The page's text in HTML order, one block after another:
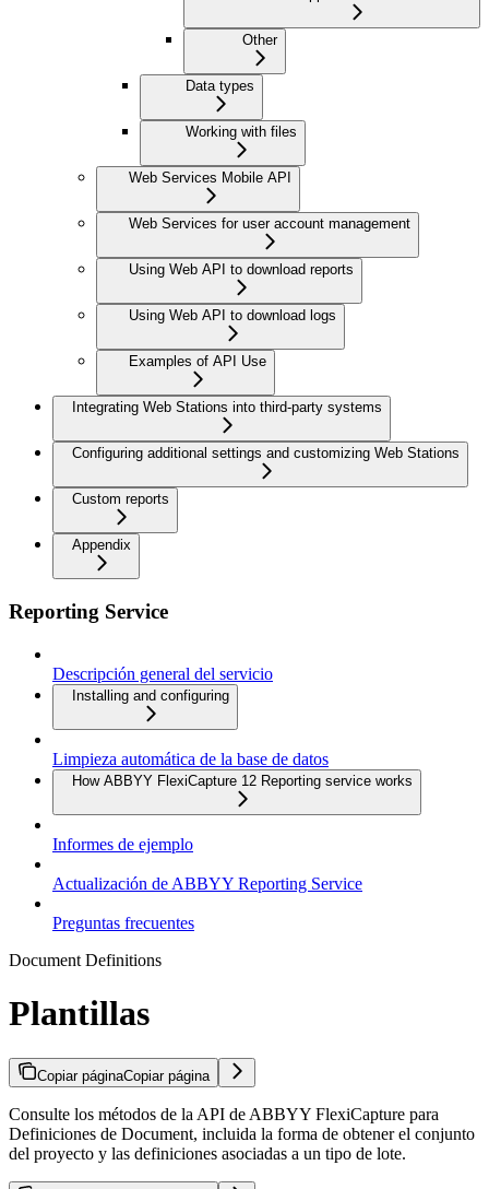
Other
Data types
Working with files
Web Services Mobile API
Web Services for user account management
Using Web API to download reports
Using Web API to download logs
Examples of API Use
Integrating Web Stations into third-party systems
Configuring additional settings and customizing Web Stations
Custom reports
Appendix
Reporting Service
Descripción general del servicio
Installing and configuring
Limpieza automática de la base de datos
How ABBYY FlexiCapture 12 Reporting service works
Informes de ejemplo
Actualización de ABBYY Reporting Service
Preguntas frecuentes
Document Definitions
Plantillas
Copiar páginaCopiar página
Consulte los métodos de la API de ABBYY FlexiCapture para
Definiciones de Document, incluida la forma de obtener el conjunto
del proyecto y las definiciones asociadas a un tipo de lote.